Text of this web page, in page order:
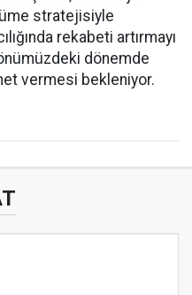
stratejisiyle
rekabeti artırmayı
dönemde
vermesi bekleniyor.